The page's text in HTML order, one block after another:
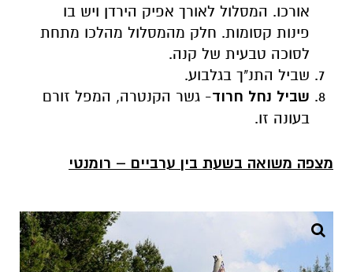
אורכו. המסלול לאורך אפיק הירדן ויש בו
פינות קסומות. חלק מהמסלול מהלכו מתחת
לסוכה טבעית של קנה.
שביל התנ"ך בגלבוע.
שביל נחל חרוד- גשר הקנטרה, המפל זורם
בעונה זו.
מצפה משואה בשעת בין ערביים – רומנטי